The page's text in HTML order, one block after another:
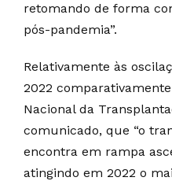
retomando de forma
pós-pandemia”.
Relativamente às
2022
Nacional da
comunicado, que “o
encontra em rampa
atingindo em 2022 o